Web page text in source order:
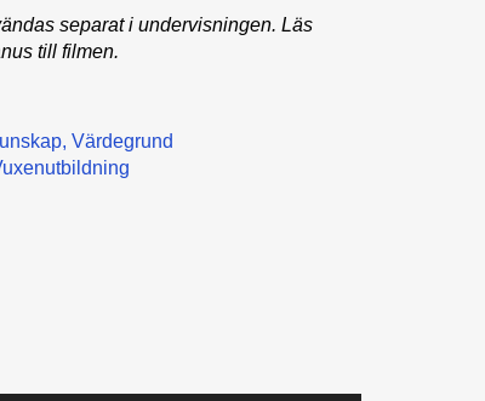
separat i undervisningen. Läs
till filmen.
Värdegrund